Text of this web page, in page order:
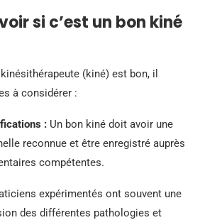
si c’est un bon kiné
(kiné) est bon, il
à considérer :
: Un bon kiné doit avoir une
reconnue et être enregistré auprès
compétentes.
expérimentés ont souvent une
des différentes pathologies et